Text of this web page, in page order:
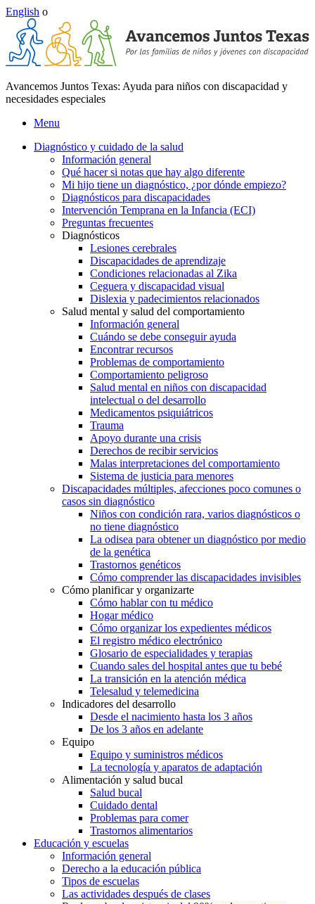
English o
Avancemos Juntos Texas: Ayuda para niños con discapacidad y
necesidades especiales
Menu
Diagnóstico y cuidado de la salud
Información general
Qué hacer si notas que hay algo diferente
Mi hijo tiene un diagnóstico, ¿por dónde empiezo?
Diagnósticos para discapacidades
Intervención Temprana en la Infancia (ECI)
Preguntas frecuentes
Diagnósticos
Lesiones cerebrales
Discapacidades de aprendizaje
Condiciones relacionadas al Zika
Ceguera y discapacidad visual
Dislexia y padecimientos relacionados
Salud mental y salud del comportamiento
Información general
Cuándo se debe conseguir ayuda
Encontrar recursos
Problemas de comportamiento
Comportamiento peligroso
Salud mental en niños con discapacidad
intelectual o del desarrollo
Medicamentos psiquiátricos
Trauma
Apoyo durante una crisis
Derechos de recibir servicios
Malas interpretaciones del comportamiento
Sistema de justicia para menores
Discapacidades múltiples, afecciones poco comunes o
casos sin diagnóstico
Niños con condición rara, varios diagnósticos o
no tiene diagnóstico
La odisea para obtener un diagnóstico por medio
de la genética
Trastornos genéticos
Cómo comprender las discapacidades invisibles
Cómo planificar y organizarte
Cómo hablar con tu médico
Hogar médico
Cómo organizar los expedientes médicos
El registro médico electrónico
Glosario de especialidades y terapias
Cuando sales del hospital antes que tu bebé
La transición en la atención médica
Telesalud y telemedicina
Indicadores del desarrollo
Desde el nacimiento hasta los 3 años
De los 3 años en adelante
Equipo
Equipo y suministros médicos
La tecnología y aparatos de adaptación
Alimentación y salud bucal
Salud bucal
Cuidado dental
Problemas para comer
Trastornos alimentarios
Educación y escuelas
Información general
Derecho a la educación pública
Tipos de escuelas
Las actividades después de clases